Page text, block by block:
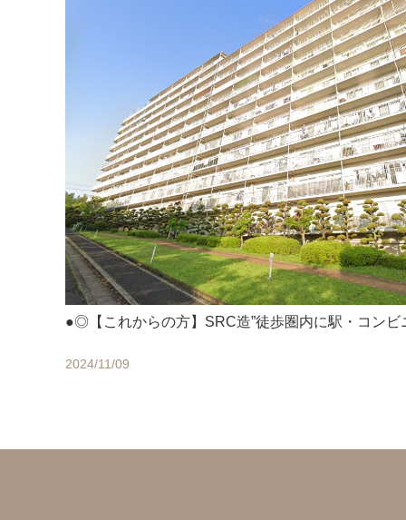
●◎【これからの方】SRC造”徒歩圏内に駅・コンビ
2024/11/09